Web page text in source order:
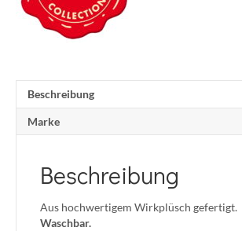
Beschreibung
Marke
Beschreibung
Aus hochwertigem Wirkplüsch gefertigt.
Waschbar.